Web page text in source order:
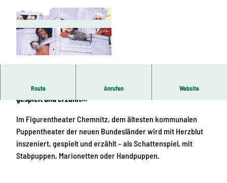
Route Anrufen Website
Im Figurentheater Chemnitz wird mit Herzblut inszeniert,
gespielt und erzählt...
Im Figurentheater Chemnitz, dem ältesten kommunalen
Puppentheater der neuen Bundesländer wird mit Herzblut
inszeniert, gespielt und erzählt – als Schattenspiel, mit
Stabpuppen, Marionetten oder Handpuppen.